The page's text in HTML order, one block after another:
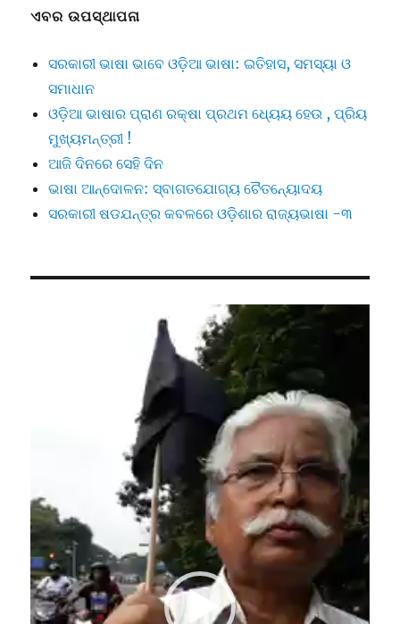
ଏବର ଉପସ୍ଥାପନା
ସରକାରୀ ଭାଷା ଭାବେ ଓଡ଼ିଆ ଭାଷା: ଇତିହାସ, ସମସ୍ୟା ଓ
ସମାଧାନ
ଓଡ଼ିଆ ଭାଷାର ପ୍ରାଣ ରକ୍ଷା ପ୍ରଥମ ଧ୍ୟେୟ ହେଉ , ପ୍ରିୟ
ମୁଖ୍ୟମନ୍ତ୍ରୀ !
ଆଜି ଦିନରେ ସେହି ଦିନ
ଭାଷା ଆନ୍ଦୋଳନ: ସ୍ବାଗତଯୋଗ୍ୟ ଚୈତନ୍ୟୋଦୟ
ସରକାରୀ ଷଡଯନ୍ତ୍ର କବଳରେ ଓଡ଼ିଶାର ରାଜ୍ୟଭାଷା -୩